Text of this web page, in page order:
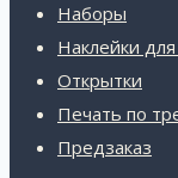
Наборы
Наклейки для
Открытки
Печать по
Предзаказ